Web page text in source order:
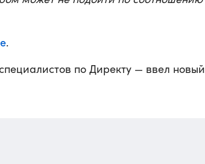
.
по Директу — ввел новый